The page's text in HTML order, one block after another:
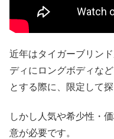
近年はタイガーブリン
ディにロングボディな
とする際に、限定して
しかし人気や希少性・
意が必要です。